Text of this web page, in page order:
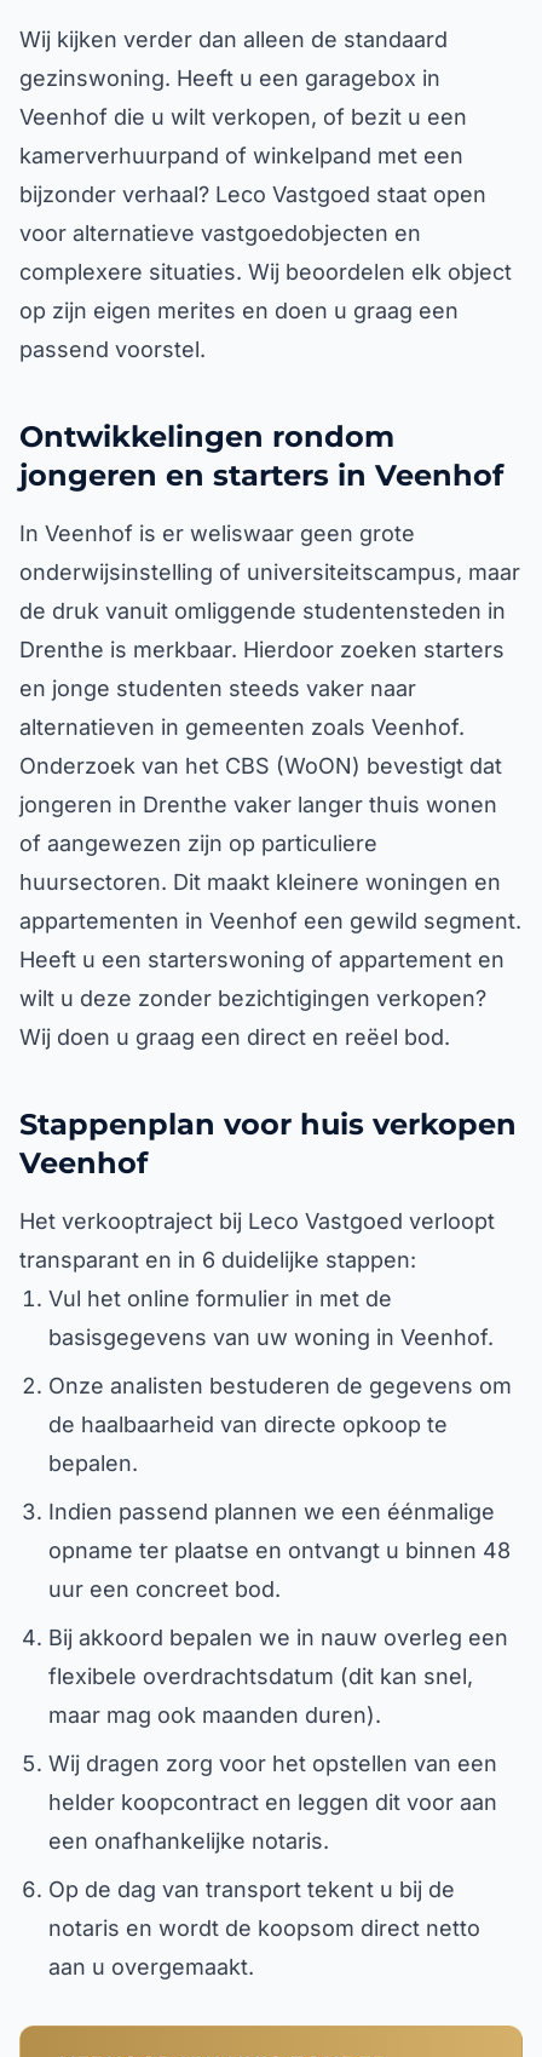
Wij kijken verder dan alleen de standaard
gezinswoning. Heeft u een garagebox in
Veenhof die u wilt verkopen, of bezit u een
kamerverhuurpand of winkelpand met een
bijzonder verhaal? Leco Vastgoed staat open
voor alternatieve vastgoedobjecten en
complexere situaties. Wij beoordelen elk object
op zijn eigen merites en doen u graag een
passend voorstel.
Ontwikkelingen rondom
jongeren en starters in Veenhof
In Veenhof is er weliswaar geen grote
onderwijsinstelling of universiteitscampus, maar
de druk vanuit omliggende studentensteden in
Drenthe is merkbaar. Hierdoor zoeken starters
en jonge studenten steeds vaker naar
alternatieven in gemeenten zoals Veenhof.
Onderzoek van het CBS (WoON) bevestigt dat
jongeren in Drenthe vaker langer thuis wonen
of aangewezen zijn op particuliere
huursectoren. Dit maakt kleinere woningen en
appartementen in Veenhof een gewild segment.
Heeft u een starterswoning of appartement en
wilt u deze zonder bezichtigingen verkopen?
Wij doen u graag een direct en reëel bod.
Stappenplan voor huis verkopen
Veenhof
Het verkooptraject bij Leco Vastgoed verloopt
transparant en in 6 duidelijke stappen:
Vul het online formulier in met de
basisgegevens van uw woning in Veenhof.
Onze analisten bestuderen de gegevens om
de haalbaarheid van directe opkoop te
bepalen.
Indien passend plannen we een éénmalige
opname ter plaatse en ontvangt u binnen 48
uur een concreet bod.
Bij akkoord bepalen we in nauw overleg een
flexibele overdrachtsdatum (dit kan snel,
maar mag ook maanden duren).
Wij dragen zorg voor het opstellen van een
helder koopcontract en leggen dit voor aan
een onafhankelijke notaris.
Op de dag van transport tekent u bij de
notaris en wordt de koopsom direct netto
aan u overgemaakt.